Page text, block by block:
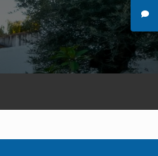
Chauffage à l'éthanol
Brasero
Portail en aluminium